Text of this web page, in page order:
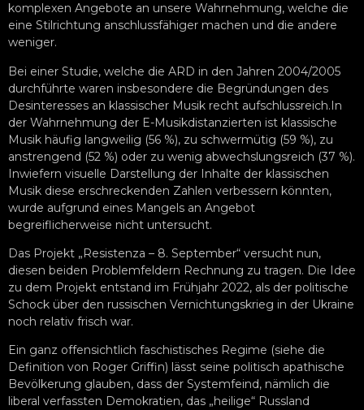
komplexen Angebote an unsere Wahrnehmung, welche die
eine Stilrichtung anschlussfähiger machen und die andere
weniger.
Bei einer Studie, welche die ARD in den Jahren 2004/2005
durchführte waren insbesondere die Begründungen des
Desinteresses an klassischer Musik recht aufschlussreich.In
der Wahrnehmung der E-Musikdistanzierten ist klassische
Musik häufig langweilig (56 %), zu schwermütig (59 %), zu
anstrengend (52 %) oder zu wenig abwechslungsreich (37 %).
Inwiefern visuelle Darstellung der Inhalte der klassischen
Musik diese erschreckenden Zahlen verbessern könnten,
wurde aufgrund eines Mangels an Angebot
begreiflicherweise nicht untersucht.
Das Projekt „Resistenza – 8. September“ versucht nun,
diesen beiden Problemfeldern Rechnung zu tragen. Die Idee
zu dem Projekt entstand im Frühjahr 2022, als der politische
Schock über den russischen Vernichtungskrieg in der Ukraine
noch relativ frisch war.
Ein ganz offensichtlich faschistisches Regime (siehe die
Definition von Roger Griffin) lässt seine politisch apathische
Bevölkerung glauben, dass der Systemfeind, nämlich die
liberal verfassten Demokratien, das „heilige“ Russland